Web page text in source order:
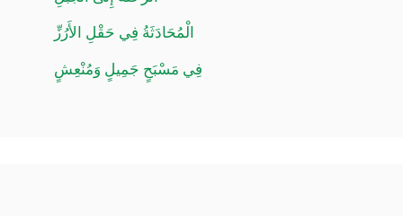
الْمُحَادَثَةُ فِي حَقْلِ الأَرُزِّ
فِي مَسْبَحٍ جَمِيلٍ وَمُنْعِشٍ